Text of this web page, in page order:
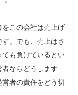
この会社は売上げ
。でも、売上はさ
ても負けているとい
ならどうします
者の責任をどう切